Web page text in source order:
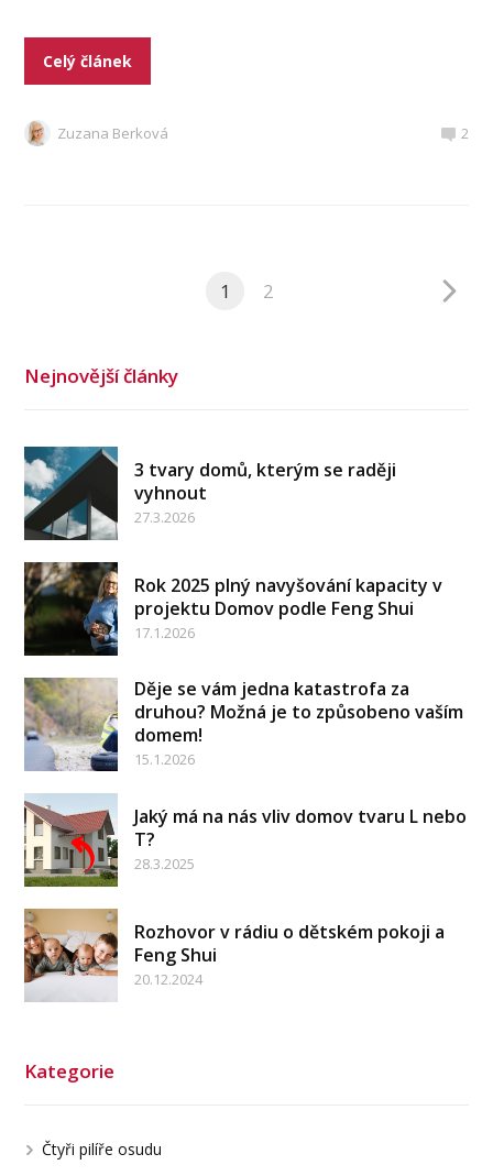
Celý článek
Zuzana Berková 2
1 2
Nejnovější články
3 tvary domů, kterým se raději
vyhnout
27.3.2026
Rok 2025 plný navyšování kapacity v
projektu Domov podle Feng Shui
17.1.2026
Děje se vám jedna katastrofa za
druhou? Možná je to způsobeno vaším
domem!
15.1.2026
Jaký má na nás vliv domov tvaru L nebo
T?
28.3.2025
Rozhovor v rádiu o dětském pokoji a
Feng Shui
20.12.2024
Kategorie
Čtyři pilíře osudu